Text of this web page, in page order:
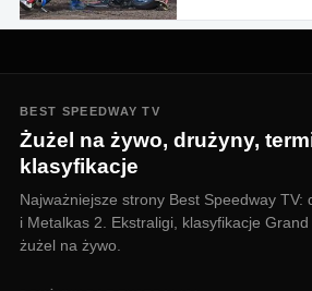
BEST SPEEDWAY TV
Żużel na żywo, drużyny,
klasyfikacje
Najważniejsze strony Best Speedway TV:
i Metalkas 2. Ekstraligi, klasyfikacje
żużel na żywo.